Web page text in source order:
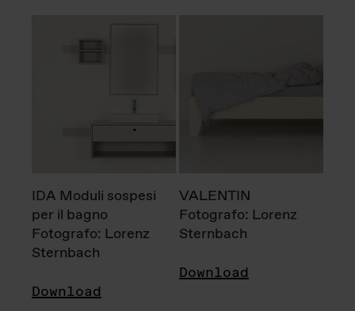
IDA Moduli sospesi
per il bagno
Fotografo: Lorenz
Sternbach
Download
VALENTIN
Fotografo: Lorenz
Sternbach
Download